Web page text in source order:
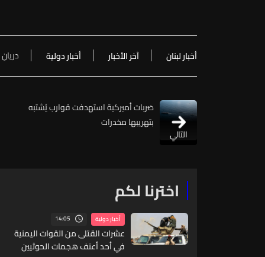
أخبار لبنان آخر الأخبار أخبار دولية دريان
التالي
ضربات أميركية استهدفت قوارب يُشتبه
بتهريبها مخدرات
اخترنا لكم
أخبار دولية 14:05
عشرات القتلى من القوات اليمنية
في أحد أعنف هجمات الحوثيين